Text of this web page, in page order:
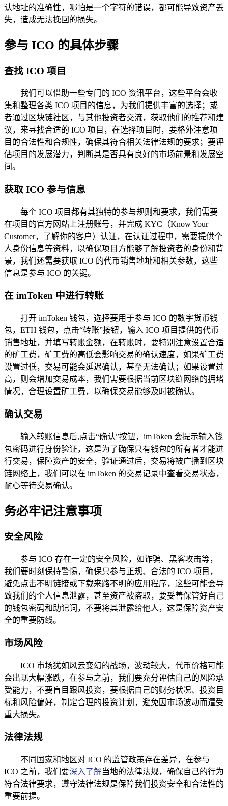
认地址的准确性，哪怕是一个字符的错误，都可能导致资产丢
失，造成无法挽回的损失。
参与 ICO 的具体步骤
查找 ICO 项目
我们可以借助一些专门的 ICO 资讯平台，这些平台会收
集和整理各类 ICO 项目的信息，为我们提供丰富的选择；或
者通过区块链社区，与其他投资者交流，获取他们的推荐和建
议，来寻找合适的 ICO 项目，在选择项目时，要格外注意项
目的合法性和合规性，确保其符合相关法律法规的要求；要评
估项目的发展潜力，判断其是否具有良好的市场前景和发展空
间。
获取 ICO 参与信息
每个 ICO 项目都有其独特的参与规则和要求，我们需要
在项目的官方网站上注册账号，并完成 KYC（Know Your
Customer，了解你的客户）认证，在认证过程中，需要提供个
人身份信息等资料，以确保项目方能够了解投资者的身份和背
景，我们还需要获取 ICO 的代币销售地址和相关参数，这些
信息是参与 ICO 的关键。
在 imToken 中进行转账
打开 imToken 钱包，选择要用于参与 ICO 的数字货币钱
包，ETH 钱包，点击“转账”按钮，输入 ICO 项目提供的代币
销售地址，并填写转账金额，在转账时，要特别注意设置合适
的矿工费，矿工费的高低会影响交易的确认速度，如果矿工费
设置过低，交易可能会延迟确认，甚至无法确认；如果设置过
高，则会增加交易成本，我们需要根据当前区块链网络的拥堵
情况，合理设置矿工费，以确保交易能够及时被确认。
确认交易
输入转账信息后,点击“确认”按钮，imToken 会提示输入钱
包密码进行身份验证，这是为了确保只有钱包的所有者才能进
行交易，保障资产的安全，验证通过后，交易将被广播到区块
链网络上，我们可以在 imToken 的交易记录中查看交易状态，
耐心等待交易确认。
务必牢记注意事项
安全风险
参与 ICO 存在一定的安全风险，如诈骗、黑客攻击等，
我们要时刻保持警惕，确保只参与正规、合法的 ICO 项目，
避免点击不明链接或下载来路不明的应用程序，这些可能会导
致我们的个人信息泄露，甚至资产被盗取，要妥善保管好自己
的钱包密码和助记词，不要将其泄露给他人，这是保障资产安
全的重要防线。
市场风险
ICO 市场犹如风云变幻的战场，波动较大，代币价格可能
会出现大幅涨跌，在参与之前，我们要充分评估自己的风险承
受能力，不要盲目跟风投资，要根据自己的财务状况、投资目
标和风险偏好，制定合理的投资计划，避免因市场波动而遭受
重大损失。
法律法规
不同国家和地区对 ICO 的监管政策存在差异，在参与
ICO 之前，我们要深入了解当地的法律法规，确保自己的行为
符合法律要求，遵守法律法规是保障我们投资安全和合法性的
重要前提。